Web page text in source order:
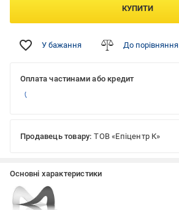
КУПИТИ
У бажання До порівняння
Оплата частинами або кредит
Продавець товару: ТОВ «Епіцентр К»
Основні характеристики